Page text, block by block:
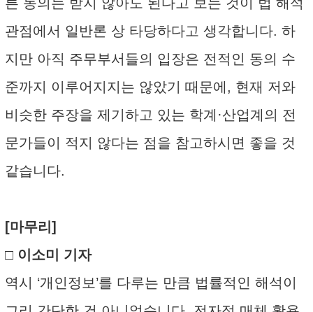
관점에서 일반론 상 타당하다고 생각합니다. 하
지만 아직 주무부서들의 입장은 전적인 동의 수
준까지 이루어지지는 않았기 때문에, 현재 저와
비슷한 주장을 제기하고 있는 학계·산업계의 전
문가들이 적지 않다는 점을 참고하시면 좋을 것
같습니다.
[마무리]
□ 이소미 기자
역시 ‘개인정보’를 다루는 만큼 법률적인 해석이